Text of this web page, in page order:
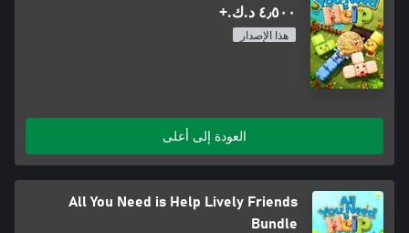
٤٫٥٠٠ د.ك.‏+
هذا الإصدار
العودة إلى أعلى
All You Need is Help Lively Friends
Bundle